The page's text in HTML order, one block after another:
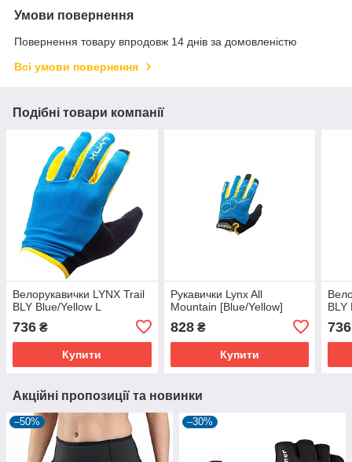
Умови повернення
Повернення товару впродовж 14 днів за домовленістю
Всі умови повернення
Подібні товари компанії
Велорукавички LYNX Trail
BLY Blue/Yellow L
736 ₴
Купити
Рукавички Lynx All
Mountain [Blue/Yellow]
828₴
Купити
BLY
736
Акційні пропозиції та новинки
–50% –30%